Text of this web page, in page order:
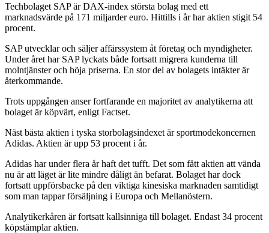
Techbolaget SAP är DAX-index största bolag med ett
marknadsvärde på 171 miljarder euro. Hittills i år har aktien stigit 54
procent.
SAP utvecklar och säljer affärssystem åt företag och myndigheter.
Under året har SAP lyckats både fortsatt migrera kunderna till
molntjänster och höja priserna. En stor del av bolagets intäkter är
återkommande.
Trots uppgången anser fortfarande en majoritet av analytikerna att
bolaget är köpvärt, enligt Factset.
Näst bästa aktien i tyska storbolagsindexet är sportmodekoncernen
Adidas. Aktien är upp 53 procent i år.
Adidas har under flera år haft det tufft. Det som fått aktien att vända
nu är att läget är lite mindre dåligt än befarat. Bolaget har dock
fortsatt uppförsbacke på den viktiga kinesiska marknaden samtidigt
som man tappar försäljning i Europa och Mellanöstern.
Analytikerkåren är fortsatt kallsinniga till bolaget. Endast 34 procent
köpstämplar aktien.